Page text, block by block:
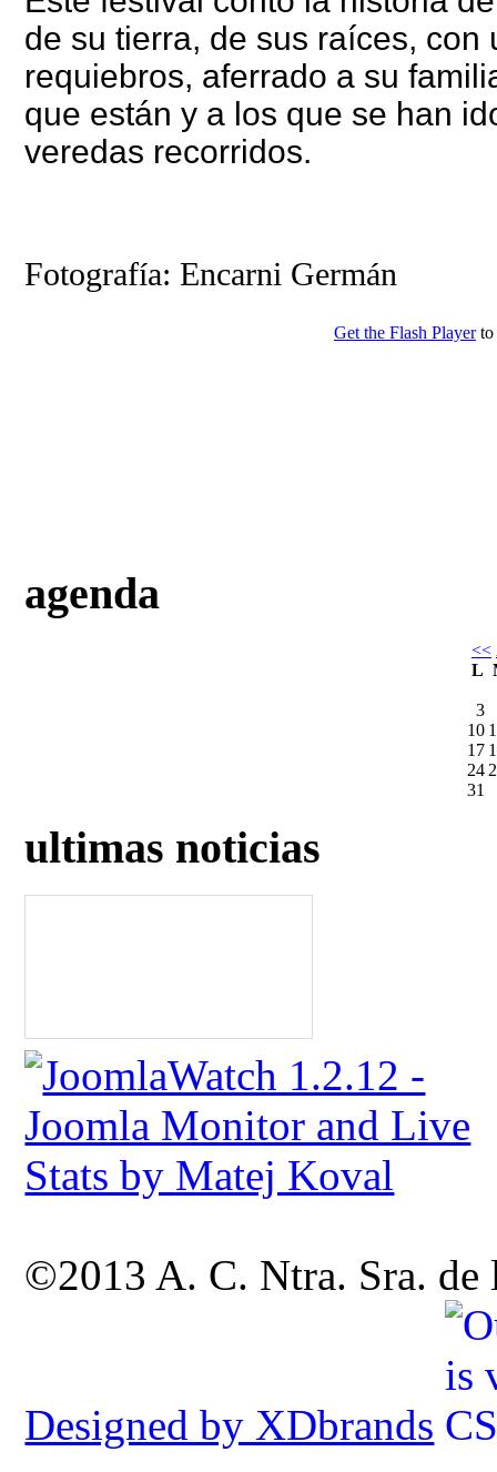
de su tierra, de sus raíces,
requiebros, aferrado a su
que están y a los que se han
veredas recorridos.
Fotografía: Encarni Germán
agenda
<<
L
3
10
17
24
31
ultimas noticias
©2013 A. C. Ntra. Sra. de
Designed by XDbrands